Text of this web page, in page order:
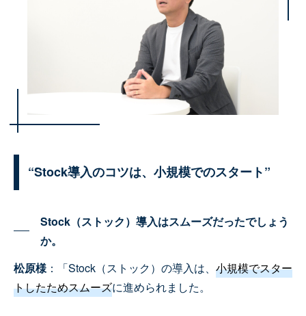
“Stock導入のコツは、小規模でのスタート”
Stock（ストック）導入はスムーズだったでしょう
か。
松原様：「Stock（ストック）の導入は、 小規模でスター
トしたためスムーズに進められました。